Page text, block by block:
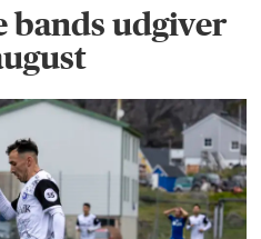
bands udgiver